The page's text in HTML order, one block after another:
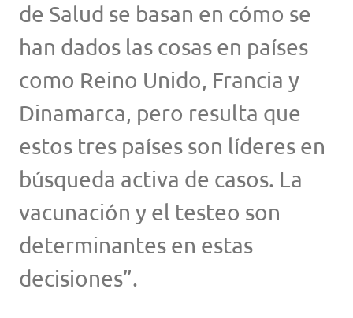
de Salud se basan en cómo se
han dados las cosas en países
como Reino Unido, Francia y
Dinamarca, pero resulta que
estos tres países son líderes en
búsqueda activa de casos. La
vacunación y el testeo son
determinantes en estas
decisiones”.